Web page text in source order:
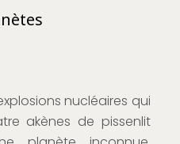
nucléaires qui
akènes de pissenlit